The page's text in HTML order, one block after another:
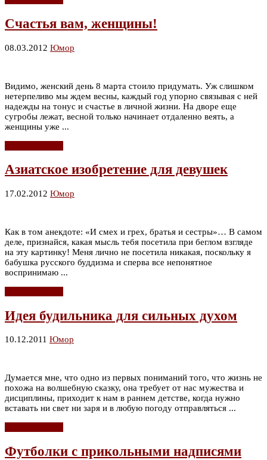
Счастья вам, женщины!
08.03.2012 Юмор
Видимо, женский день 8 марта стоило придумать. Уж слишком
нетерпеливо мы ждем весны, каждый год упорно связывая с ней
надежды на тонус и счастье в личной жизни. На дворе еще
сугробы лежат, весной только начинает отдаленно веять, а
женщины уже ...
Азиатское изобретение для девушек
17.02.2012 Юмор
Как в том анекдоте: «И смех и грех, братья и сестры»… В самом
деле, признайся, какая мысль тебя посетила при беглом взгляде
на эту картинку! Меня лично не посетила никакая, поскольку я
бабушка русского буддизма и сперва все непонятное
воспринимаю ...
Идея будильника для сильных духом
10.12.2011 Юмор
Думается мне, что одно из первых пониманий того, что жизнь не
похожа на волшебную сказку, она требует от нас мужества и
дисциплины, приходит к нам в раннем детстве, когда нужно
вставать ни свет ни заря и в любую погоду отправляться ...
Футболки с прикольными надписями